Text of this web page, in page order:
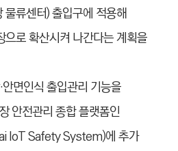
물류센터) 출입구에 적용해
으로 확산시켜 나간다는 계획을
면인식출입관리 기능을
안전관리 종합 플랫폼인
IoT SafetySystem)에 추가